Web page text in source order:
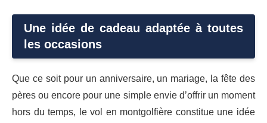
Une idée de cadeau adaptée à toutes
les occasions
Que ce soit pour un anniversaire, un mariage, la fête des
pères ou encore pour une simple envie d’offrir un moment
hors du temps, le vol en montgolfière constitue une idée